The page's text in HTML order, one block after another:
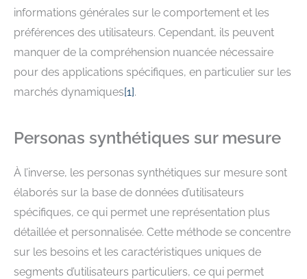
informations générales sur le comportement et les
préférences des utilisateurs. Cependant, ils peuvent
manquer de la compréhension nuancée nécessaire
pour des applications spécifiques, en particulier sur les
marchés dynamiques[1].
Personas synthétiques sur mesure
À l’inverse, les personas synthétiques sur mesure sont
élaborés sur la base de données d’utilisateurs
spécifiques, ce qui permet une représentation plus
détaillée et personnalisée. Cette méthode se concentre
sur les besoins et les caractéristiques uniques de
segments d’utilisateurs particuliers, ce qui permet